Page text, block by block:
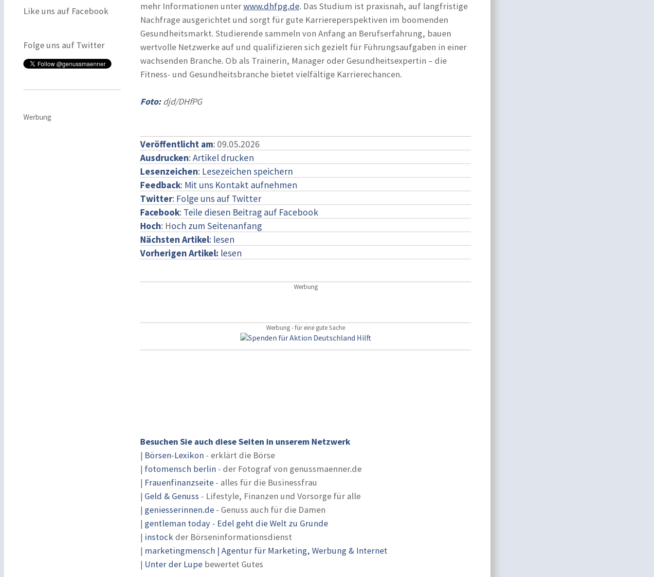
Like uns auf Facebook
Folge uns auf Twitter
Werbung
mehr Informationen unterwww.dhfpg.de. Das Studium ist praxisnah, auf langfristige
Nachfrage ausgerichtet und sorgt für gute Karriereperspektiven im boomenden
Gesundheitsmarkt. Studierende sammeln von Anfang an Berufserfahrung, bauen
wertvolle Netzwerke auf und qualifizieren sich gezielt für Führungsaufgaben in einer
wachsenden Branche. Ob als Trainerin, Manager oder Gesundheitsexpertin – die
Fitness- und Gesundheitsbranche bietet vielfältige Karrierechancen.
Foto:djd/DHfPG
Veröffentlicht am: 09.05.2026
Ausdrucken: Artikel drucken
Lesenzeichen: Lesezeichen speichern
Feedback: Mit uns Kontakt aufnehmen
Twitter: Folge uns auf Twitter
Facebook: Teile diesen Beitrag auf Facebook
Hoch: Hoch zum Seitenanfang
Nächsten Artikel: lesen
Vorherigen Artikel: lesen
Werbung
Werbung - für eine gute Sache
Besuchen Sie auch diese Seiten in unserem Netzwerk
| Börsen-Lexikon - erklärt die Börse
| fotomensch berlin - der Fotograf von genussmaenner.de
| Frauenfinanzseite - alles für die Businessfrau
| Geld & Genuss - Lifestyle, Finanzen und Vorsorge für alle
| geniesserinnen.de - Genuss auch für die Damen
| gentleman today - Edel geht die Welt zu Grunde
| instock der Börseninformationsdienst
| marketingmensch | Agentur für Marketing, Werbung & Internet
| Unter der Lupe bewertet Gutes